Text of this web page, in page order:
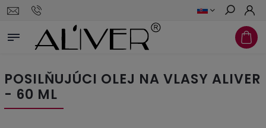
Hľadať
POSILŇUJÚCI OLEJ NA VLASY ALIVER
- 60 ML